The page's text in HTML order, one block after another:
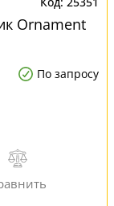
Ornament
По запросу